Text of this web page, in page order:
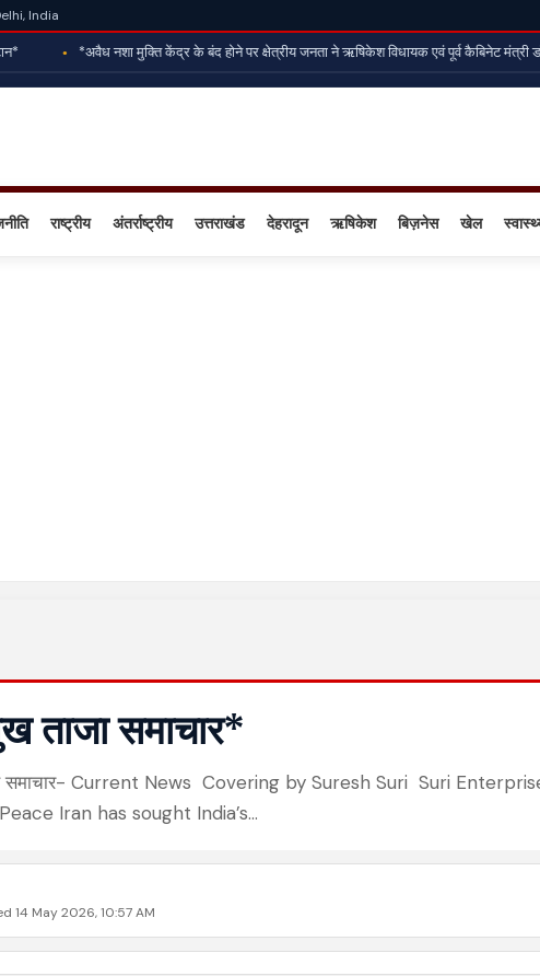
India
*अवैध नशा मुक्ति केंद्र के बंद होने पर क्षेत्रीय जनता ने ऋषिकेश विधायक एवं पूर्व कैबिनेट मंत्री
राष्ट्रीय अंतर्राष्ट्रीय उत्तराखंड देहरादून ऋषिकेश बिज़नेस खेल
ताजा समाचार*
समाचार- Current News Covering by Suresh Suri Suri
Iran has sought India’s…
14 May 2026, 10:57 AM